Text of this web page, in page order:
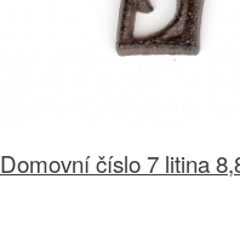
Domovní číslo 7 litina